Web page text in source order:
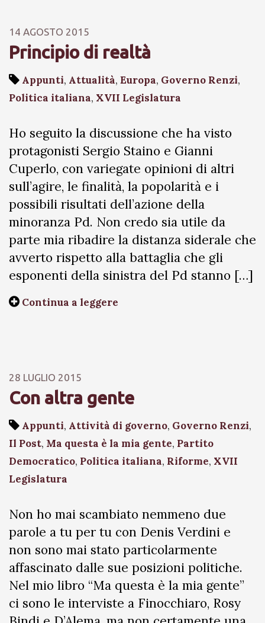
14 AGOSTO 2015
Principio di realtà
Appunti, Attualità, Europa, Governo Renzi,
Politica italiana, XVII Legislatura
Ho seguito la discussione che ha visto
protagonisti Sergio Staino e Gianni
Cuperlo, con variegate opinioni di altri
sull’agire, le finalità, la popolarità e i
possibili risultati dell’azione della
minoranza Pd. Non credo sia utile da
parte mia ribadire la distanza siderale che
avverto rispetto alla battaglia che gli
esponenti della sinistra del Pd stanno […]
Continua a leggere
28 LUGLIO 2015
Con altra gente
Appunti, Attività di governo, Governo Renzi,
Il Post, Ma questa è la mia gente, Partito
Democratico, Politica italiana, Riforme, XVII
Legislatura
Non ho mai scambiato nemmeno due
parole a tu per tu con Denis Verdini e
non sono mai stato particolarmente
affascinato dalle sue posizioni politiche.
Nel mio libro “Ma questa è la mia gente”
ci sono le interviste a Finocchiaro, Rosy